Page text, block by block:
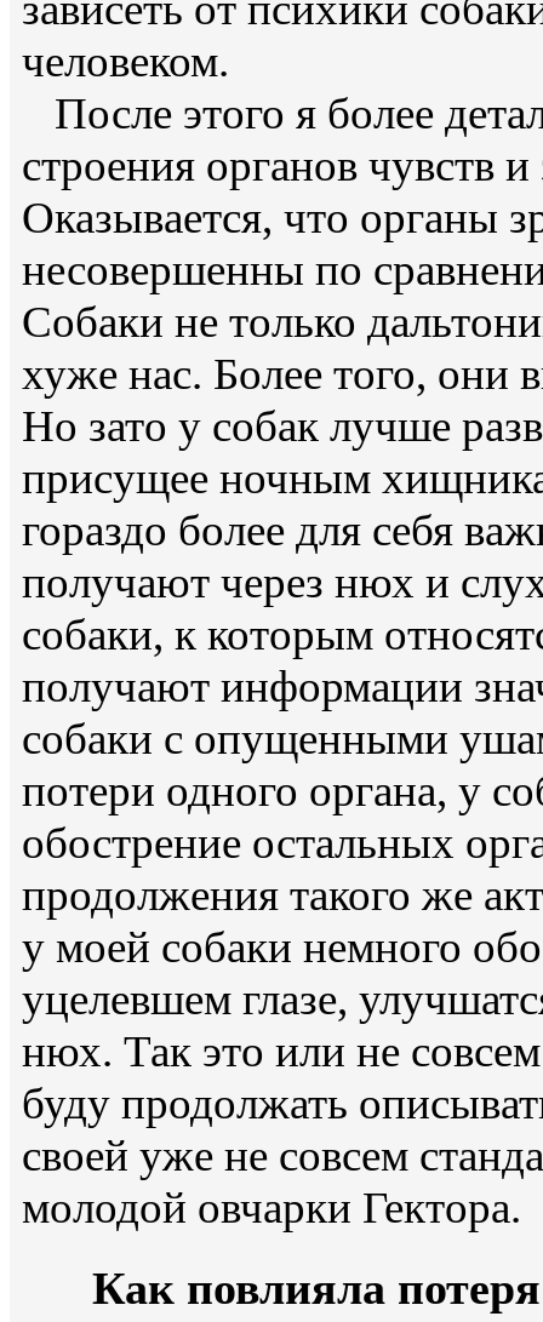
человеком.
После этого я более
строения органов чувств
Оказывается, что органы
несовершенны по
Собаки не только
хуже нас. Более того, они
Но зато у собак лучше
присущее ночным
гораздо более для себя
получают через нюх и
собаки, к которым
получают информации
собаки с опущенными
потери одного органа, у
обострение остальных
продолжения такого же
у моей собаки немного
уцелевшем глазе,
нюх. Так это или не
буду продолжать
своей уже не совсем
молодой овчарки Гектора.
Как повлияла